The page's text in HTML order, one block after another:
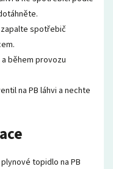
spotřebič
během provozu
na PB láhvi a nechte
topidlo na PB